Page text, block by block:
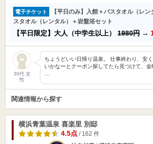
電子チケット
【平日のみ】入館＋バスタオル（レ
スタオル（レンタル）＋岩盤浴セット
【平日限定】大人（中学生以上） 1980円 →
30代 女
性
ちょうどいい日帰り温泉。 仕事終わり、安
いかなーとクーポン探してたら見つけて、金
関連情報から探す
横浜青葉温泉 喜楽里 別邸
4.5点 / 162 件